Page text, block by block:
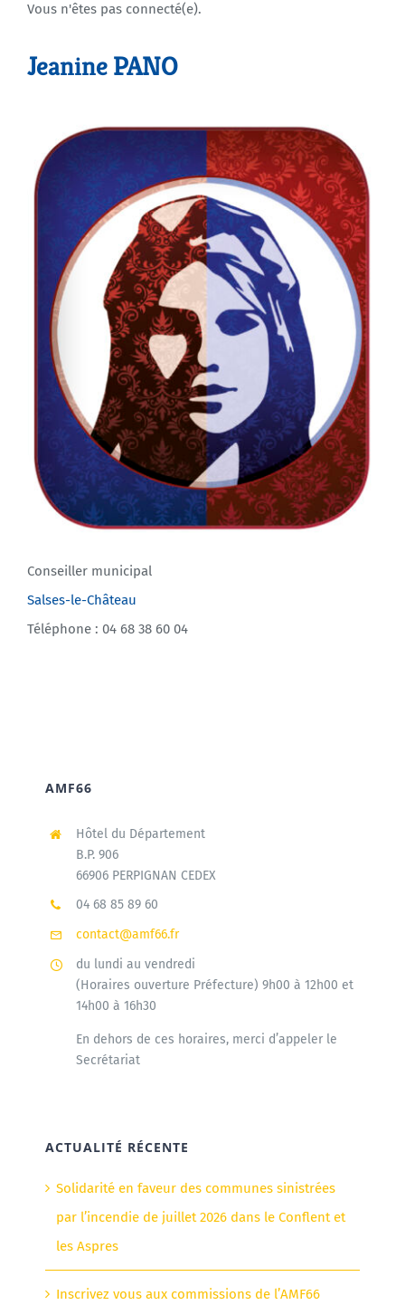
Agenda
Vous n'êtes pas connecté(e).
Jeanine PANO
Conseiller municipal
Salses-le-Château
Téléphone : 04 68 38 60 04
AMF66
Hôtel du Département
B.P. 906
66906 PERPIGNAN CEDEX
04 68 85 89 60
contact@amf66.fr
du lundi au vendredi
(Horaires ouverture Préfecture) 9h00 à 12h00 et
14h00 à 16h30
En dehors de ces horaires, merci d’appeler le
Secrétariat
ACTUALITÉ RÉCENTE
Solidarité en faveur des communes sinistrées
par l’incendie de juillet 2026 dans le Conflent et
les Aspres
Inscrivez vous aux commissions de l’AMF66